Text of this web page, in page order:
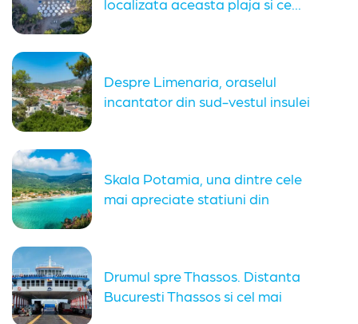
localizata aceasta plaja si ce...
Despre Limenaria, oraselul
incantator din sud-vestul insulei
Skala Potamia, una dintre cele
mai apreciate statiuni din
Drumul spre Thassos. Distanta
Bucuresti Thassos si cel mai